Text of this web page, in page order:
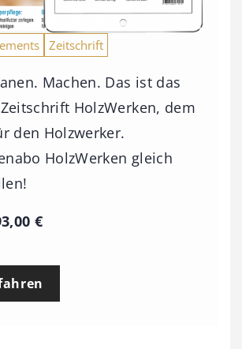
Zeitschrift
Machen. Das ist das
HolzWerken, dem
den Holzwerker.
HolzWerken gleich
€P
e